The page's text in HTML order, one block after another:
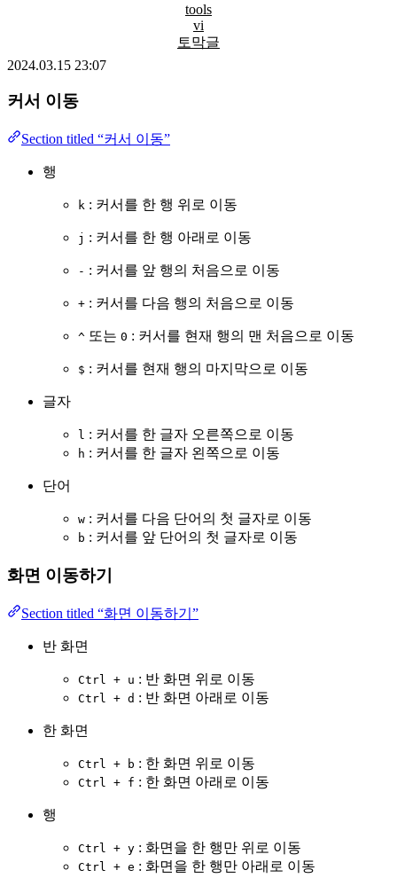
tools
vi
토막글
2024.03.15 23:07
커서 이동
Section titled “커서 이동”
행
k : 커서를 한 행 위로 이동
j : 커서를 한 행 아래로 이동
- : 커서를 앞 행의 처음으로 이동
+ : 커서를 다음 행의 처음으로 이동
^ 또는 0 : 커서를 현재 행의 맨 처음으로 이동
$ : 커서를 현재 행의 마지막으로 이동
글자
l : 커서를 한 글자 오른쪽으로 이동
h : 커서를 한 글자 왼쪽으로 이동
단어
w : 커서를 다음 단어의 첫 글자로 이동
b : 커서를 앞 단어의 첫 글자로 이동
화면 이동하기
Section titled “화면 이동하기”
반 화면
Ctrl + u : 반 화면 위로 이동
Ctrl + d : 반 화면 아래로 이동
한 화면
Ctrl + b : 한 화면 위로 이동
Ctrl + f : 한 화면 아래로 이동
행
Ctrl + y : 화면을 한 행만 위로 이동
Ctrl + e : 화면을 한 행만 아래로 이동